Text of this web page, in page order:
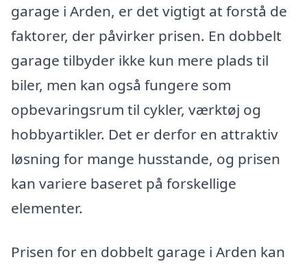
garage i Arden, er det vigtigt at forstå de
faktorer, der påvirker prisen. En dobbelt
garage tilbyder ikke kun mere plads til
biler, men kan også fungere som
opbevaringsrum til cykler, værktøj og
hobbyartikler. Det er derfor en attraktiv
løsning for mange husstande, og prisen
kan variere baseret på forskellige
elementer.
Prisen for en dobbelt garage i Arden kan